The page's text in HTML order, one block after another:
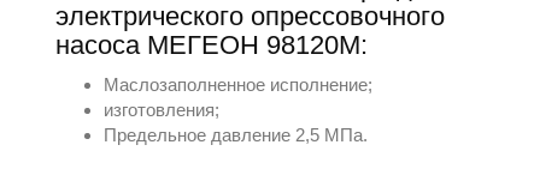
электрического опрессовочного
насоса МЕГЕОН 98120М:
Маслозаполненное исполнение;
изготовления;
Предельное давление 2,5 МПа.